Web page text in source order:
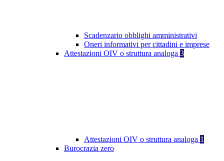
Scadenzario obblighi amministrativi
Oneri informativi per cittadini e imprese
Attestazioni OIV o struttura analoga 3
Attestazioni OIV o struttura analoga 1
Burocrazia zero